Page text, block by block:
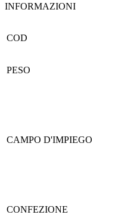
INFORMAZIONI
COD
PESO
CAMPO D'IMPIEGO
CONFEZIONE